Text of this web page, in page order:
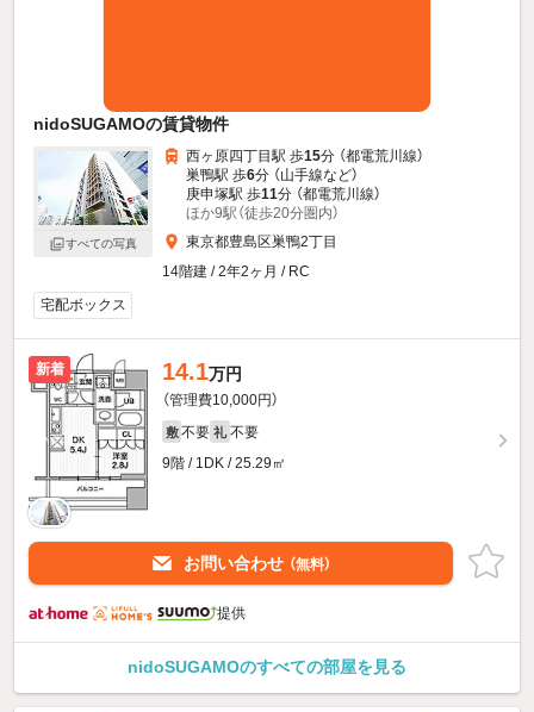
nidoSUGAMOの賃貸物件
すべての写真
西ヶ原四丁目駅 歩15分 （都電荒川線）
巣鴨駅 歩6分 （山手線など）
庚申塚駅 歩11分 （都電荒川線）
ほか9駅（徒歩20分圏内）
東京都豊島区巣鴨2丁目
14階建 / 2年2ヶ月 / RC
宅配ボックス
新着 14.1万円
（管理費10,000円）
敷 不要 礼 不要
9階 / 1DK / 25.29㎡
お問い合わせ （無料）
提供
nidoSUGAMOのすべての部屋を見る